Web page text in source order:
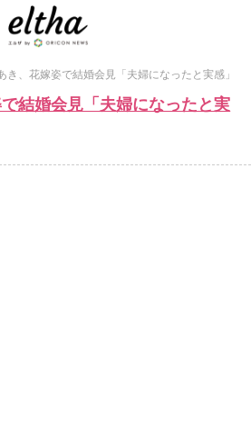
き、花嫁姿で結婚会見「夫婦になったと実感」
結婚会見「夫婦になったと実